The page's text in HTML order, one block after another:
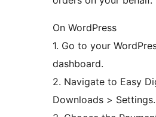
On WordPress
1. Go to your
dashboard.
2. Navigate to Easy
Downloads > Settings.